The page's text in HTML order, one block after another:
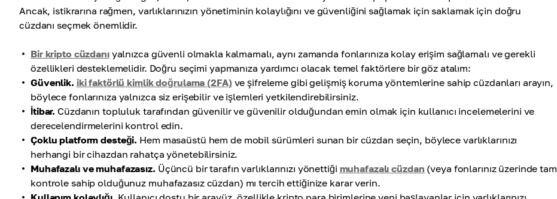
Ancak, istikrarına rağmen, varlıklarınızın yönetiminin kolaylığını ve güvenliğini sağlamak için saklamak için doğru
cüzdanı seçmek önemlidir.
Bir kripto cüzdanıyalnızca güvenli olmakla kalmamalı, aynı zamanda fonlarınıza kolay erişim sağlamalı ve gerekli
özellikleri desteklemelidir. Doğru seçimi yapmanıza yardımcı olacak temel faktörlere bir göz atalım:
Güvenlik. iki faktörlü kimlik doğrulama (2FA) ve şifreleme gibi gelişmiş koruma yöntemlerine sahip cüzdanları arayın,
böylece fonlarınıza yalnızca siz erişebilir ve işlemleri yetkilendirebilirsiniz.
İtibar. Cüzdanın topluluk tarafından güvenilir ve güvenilir olduğundan emin olmak için kullanıcı incelemelerini ve
derecelendirmelerini kontrol edin.
Çoklu platform desteği. Hem masaüstü hem de mobil sürümleri sunan bir cüzdan seçin, böylece varlıklarınızı
herhangi bir cihazdan rahatça yönetebilirsiniz.
Muhafazalı ve muhafazasız. Üçüncü bir tarafın varlıklarınızı yönettiği muhafazalı cüzdan (veya fonlarınız üzerinde tam
kontrole sahip olduğunuz muhafazasız cüzdan) mı tercih ettiğinize karar verin.